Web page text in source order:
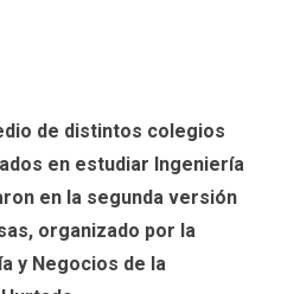
de distintos colegios
en estudiar Ingeniería
en la segunda versión
organizado por la
y Negocios de la